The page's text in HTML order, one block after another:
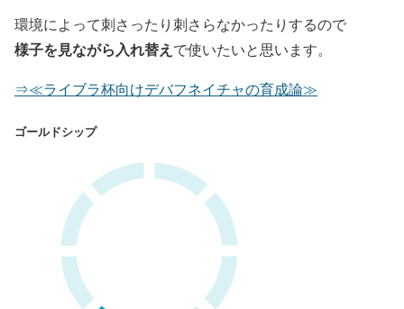
環境によって刺さったり刺さらなかったりするので
様子を見ながら入れ替え で使いたいと思います。
⇒≪ライブラ杯向けデバフネイチャの育成論≫
ゴールドシップ